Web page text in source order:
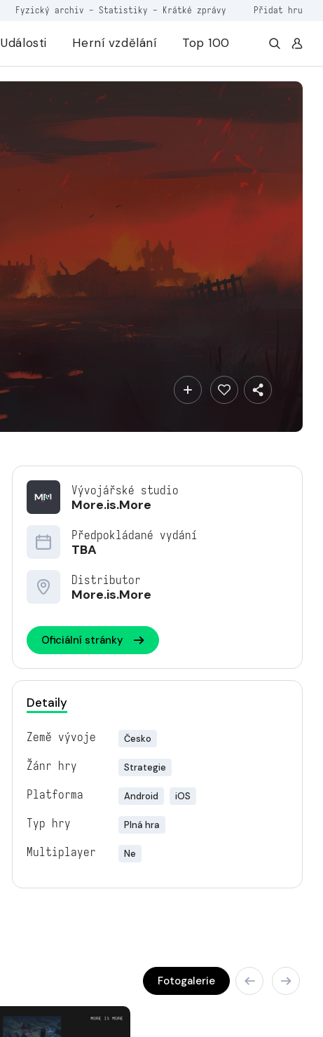
Fyzický archiv - Statistiky - Krátké zprávy Přidat hru
Události Herní vzdělání Top 100
Vývojářské studio
More.is.More
Předpokládané vydání
TBA
Distributor
More.is.More
Oficiální stránky
Detaily
Země vývoje Česko
Žánr hry Strategie
Platforma Android iOS
Typ hry Plná hra
Multiplayer Ne
Fotogalerie